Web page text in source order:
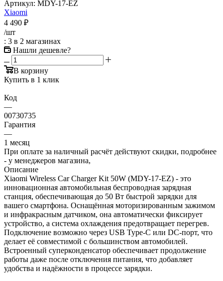
Артикул: MDY-17-EZ
Xiaomi
4 490 ₽
/шт
: 3 в 2 магазинах
Нашли дешевле?
В корзину
Купить в 1 клик
Код
—
00730735
Гарантия
—
1 месяц
При оплате за наличный расчёт действуют скидки, подробнее
- у менеджеров магазина,
Описание
Xiaomi Wireless Car Charger Kit 50W (MDY-17-EZ) - это
инновационная автомобильная беспроводная зарядная
станция, обеспечивающая до 50 Вт быстрой зарядки для
вашего смартфона. Оснащённая моторизированным зажимом
и инфракрасным датчиком, она автоматически фиксирует
устройство, а система охлаждения предотвращает перегрев.
Подключение возможно через USB Type-C или DC-порт, что
делает её совместимой с большинством автомобилей.
Встроенный суперконденсатор обеспечивает продолжение
работы даже после отключения питания, что добавляет
удобства и надёжности в процессе зарядки.